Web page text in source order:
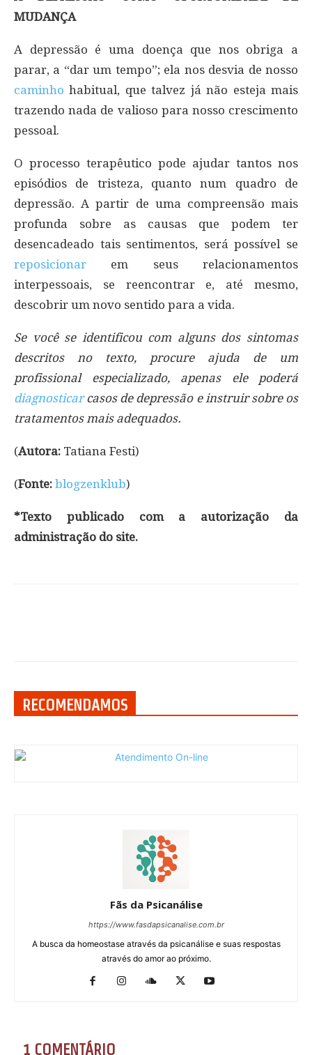
MUDANÇA
A depressão é uma doença que nos obriga a
parar, a “dar um tempo”; ela nos desvia de nosso
caminhohabitual, que talvez já não esteja mais
trazendo nada de valioso para nosso crescimento
pessoal.
O processo terapêutico pode ajudar tantos nos
episódios de tristeza, quanto num quadro de
depressão. A partir de uma compreensão mais
profunda sobre as causas que podem ter
desencadeado tais sentimentos, será possível se
reposicionar em seus relacionamentos
interpessoais, se reencontrar e, até mesmo,
descobrir um novo sentido para a vida.
Se você se identificou com alguns dos sintomas
descritos no texto, procure ajuda de um
profissional especializado, apenas ele poderá
diagnosticarcasos de depressão e instruir sobre os
tratamentos mais adequados.
(Autora: Tatiana Festi)
(Fonte: blogzenklub)
*Texto publicado com a autorização da
administração do site.
RECOMENDAMOS
Fãs da Psicanálise
https://www.fasdapsicanalise.com.br
A busca da homeostase através da psicanálise e suas respostas
através do amor ao próximo.
1 COMENTÁRIO